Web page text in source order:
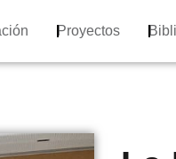
Proyectos